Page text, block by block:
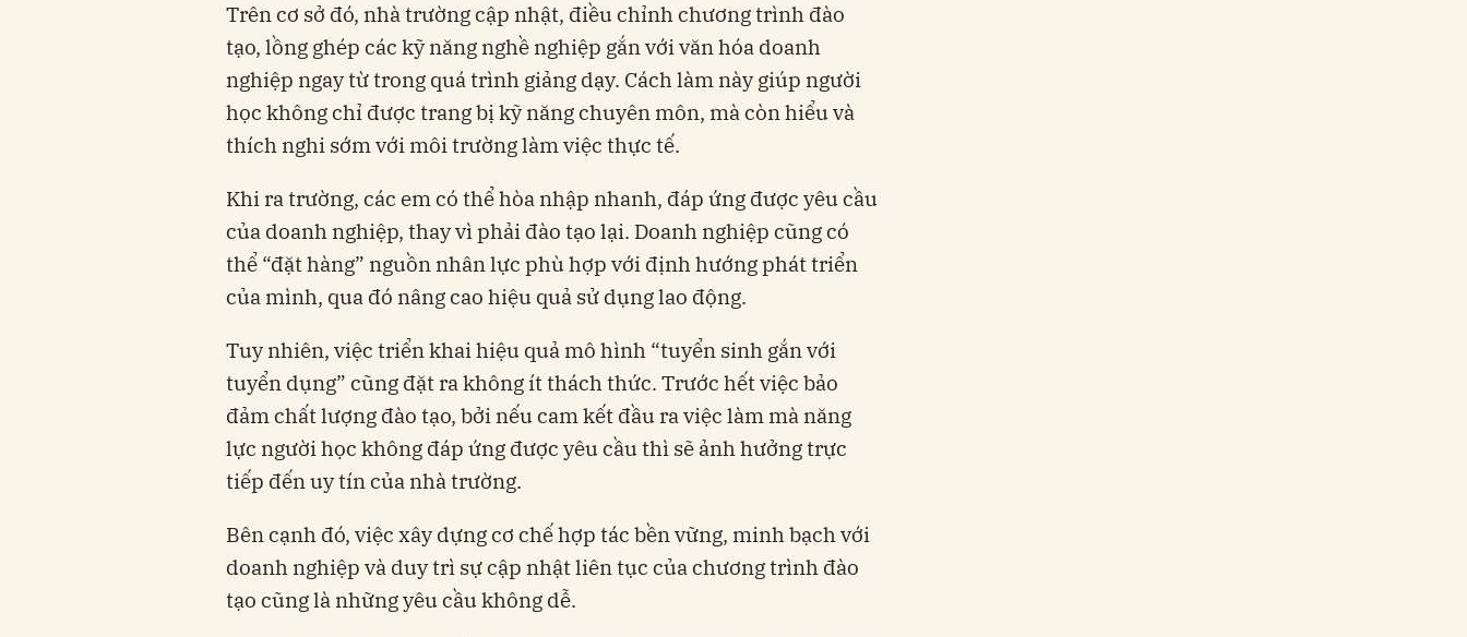
Trên cơ sở đó, nhà trường cập nhật, điều chỉnh chương trình đào
tạo, lồng ghép các kỹ năng nghề nghiệp gắn với văn hóa doanh
nghiệp ngay từ trong quá trình giảng dạy. Cách làm này giúp người
học không chỉ được trang bị kỹ năng chuyên môn, mà còn hiểu và
thích nghi sớm với môi trường làm việc thực tế.
Khi ra trường, các em có thể hòa nhập nhanh, đáp ứng được yêu cầu
của doanh nghiệp, thay vì phải đào tạo lại. Doanh nghiệp cũng có
thể “đặt hàng” nguồn nhân lực phù hợp với định hướng phát triển
của mình, qua đó nâng cao hiệu quả sử dụng lao động.
Tuy nhiên, việc triển khai hiệu quả mô hình “tuyển sinh gắn với
tuyển dụng” cũng đặt ra không ít thách thức. Trước hết việc bảo
đảm chất lượng đào tạo, bởi nếu cam kết đầu ra việc làm mà năng
lực người học không đáp ứng được yêu cầu thì sẽ ảnh hưởng trực
tiếp đến uy tín của nhà trường.
Bên cạnh đó, việc xây dựng cơ chế hợp tác bền vững, minh bạch với
doanh nghiệp và duy trì sự cập nhật liên tục của chương trình đào
tạo cũng là những yêu cầu không dễ.